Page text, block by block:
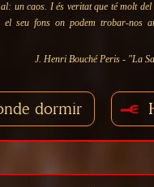
un caos. I és veritat que té molt del
el seu fons on podem trobar-nos
J. Henri Bouché Peris - "La
dormir